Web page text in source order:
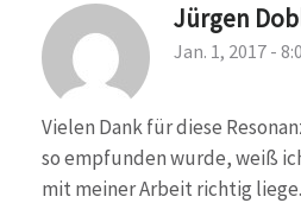
Jürgen
Jan. 1, 2017 -
Vielen Dank für diese
so empfunden wurde, weiß
mit meiner Arbeit richtig liege.